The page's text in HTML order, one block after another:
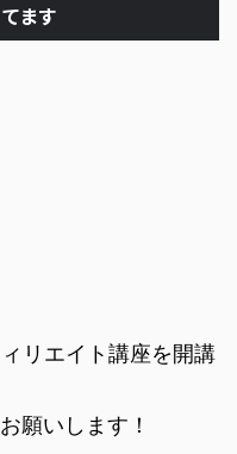
ます
リエイト講座を開講
願いします！